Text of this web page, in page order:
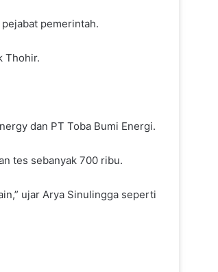
pemerintah.
Thohir.
dan PT Toba Bumi Energi.
tes sebanyak 700 ribu.
ujar Arya Sinulingga seperti